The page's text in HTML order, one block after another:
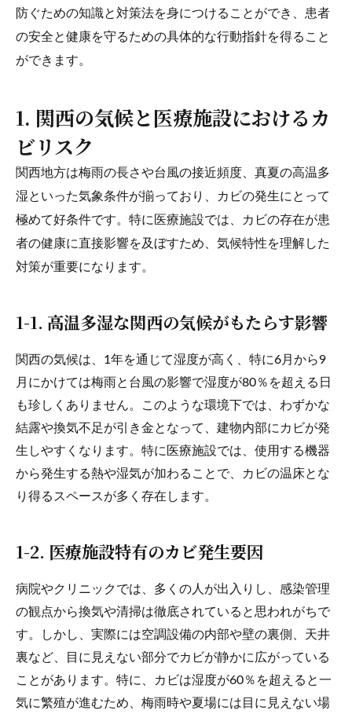
防ぐための知識と対策法を身につけることができ、患者
の安全と健康を守るための具体的な行動指針を得ること
ができます。
1. 関西の気候と医療施設におけるカ
ビリスク
関西地方は梅雨の長さや台風の接近頻度、真夏の高温多
湿といった気象条件が揃っており、カビの発生にとって
極めて好条件です。特に医療施設では、カビの存在が患
者の健康に直接影響を及ぼすため、気候特性を理解した
対策が重要になります。
1-1. 高温多湿な関西の気候がもたらす影響
関西の気候は、1年を通じて湿度が高く、特に6月から9
月にかけては梅雨と台風の影響で湿度が80％を超える日
も珍しくありません。このような環境下では、わずかな
結露や換気不足が引き金となって、建物内部にカビが発
生しやすくなります。特に医療施設では、使用する機器
から発生する熱や湿気が加わることで、カビの温床とな
り得るスペースが多く存在します。
1-2. 医療施設特有のカビ発生要因
病院やクリニックでは、多くの人が出入りし、感染管理
の観点から換気や清掃は徹底されていると思われがちで
す。しかし、実際には空調設備の内部や壁の裏側、天井
裏など、目に見えない部分でカビが静かに広がっている
ことがあります。特に、カビは湿度が60％を超えると一
気に繁殖が進むため、梅雨時や夏場には目に見えない場